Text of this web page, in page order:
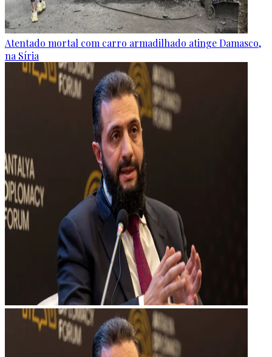
Atentado mortal com carro armadilhado atinge Damasco,
na Síria